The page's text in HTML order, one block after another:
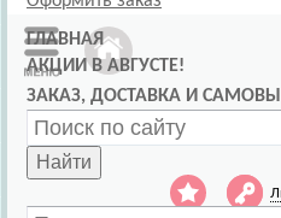
ГЛАВНАЯ
АКЦИИ В АВГУСТЕ!
ЗАКАЗ, ДОСТАВКА И
Найти